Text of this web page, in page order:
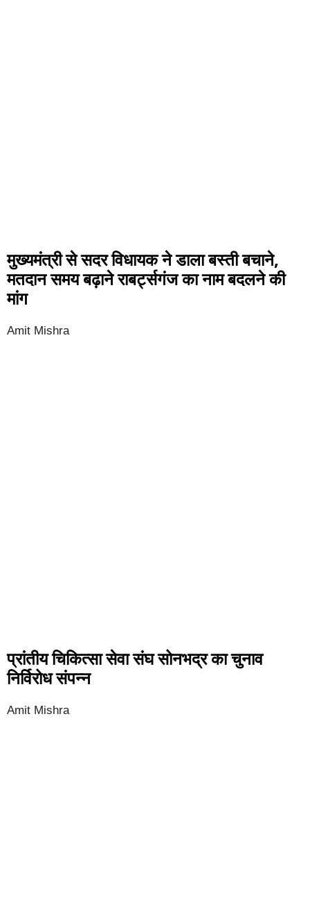
मुख्यमंत्री से सदर विधायक ने डाला बस्ती बचाने,
मतदान समय बढ़ाने राबर्ट्सगंज का नाम बदलने की
मांग
Amit Mishra
प्रांतीय चिकित्सा सेवा संघ सोनभद्र का चुनाव
निर्विरोध संपन्न
Amit Mishra